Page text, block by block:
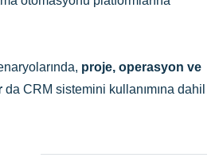
proje, operasyon ve
da CRM sistemini kullanımına dahil